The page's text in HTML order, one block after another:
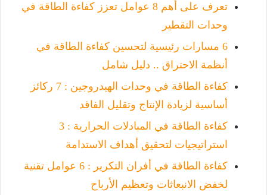
تعرف على أهم 8 عوامل تعزز كفاءة الطاقة في
وحدات التقطير
6 مسارات رئيسية لتحسين كفاءة الطاقة في
أنظمة الاحتراق .. دليل شامل
كفاءة الطاقة في وحدات الهيدروجين : 7 ركائز
أساسية لزيادة الإنتاج وتقليل الفاقد
كفاءة الطاقة في المبادلات الحرارية : 3
استراتيجيات لتحقيق أهداف الاستدامة
كفاءة الطاقة في أفران التكرير : 6 عوامل تقنية
لخفض الانبعاثات وتعظيم الأرباح